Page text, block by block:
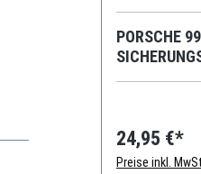
PORSCHE
24,95 €*
Preise inkl.